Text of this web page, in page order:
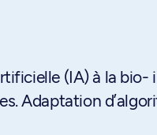
(IA) à la
Adaptation